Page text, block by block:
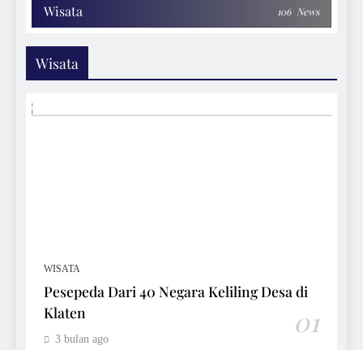
Wisata 106 News
Wisata
WISATA
Pesepeda Dari 40 Negara Keliling Desa di
Klaten
01
3 bulan ago